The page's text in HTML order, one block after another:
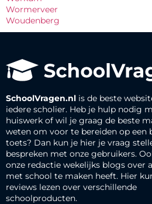
Wormerveer
Woudenberg
SchoolVragen.nl is de beste
iedere scholier. Heb je hulp nodig
huiswerk of wil je graag de beste
weten om voor te bereiden op een
toets? Dan kun je hier je vraag
bespreken met onze gebruikers.
onze redactie wekelijks blogs over
met school te maken heeft. Hier
reviews lezen over verschillende
schoolproducten.